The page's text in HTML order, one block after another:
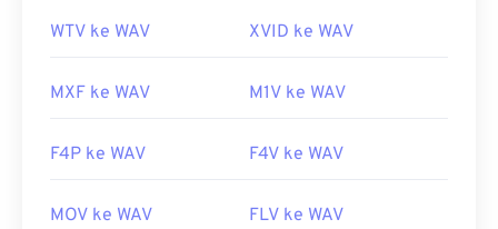
https://www.techopedia.com/definisi/12636/bentuk-
WTV ke WAV XVID ke WAV
MXF ke WAV M1V ke WAV
F4P ke WAV F4V ke WAV
MOV ke WAV FLV ke WAV